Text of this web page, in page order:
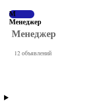
М
Менеджер
Менеджер
12 объявлений